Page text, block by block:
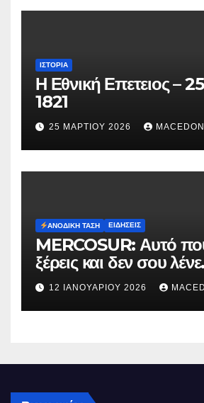
ΙΣΤΟΡΊΑ
Η Εθνική Επετειος –
1821
25 ΜΑΡΤΊΟΥ 2026
ΑΝΟΔΙΚΉ ΤΆΣΗ ΕΙΔΉΣΕΙΣ
MERCOSUR: Αυτό
ξέρεις και δεν σου λένε.
12 ΙΑΝΟΥΑΡΊΟΥ 2026